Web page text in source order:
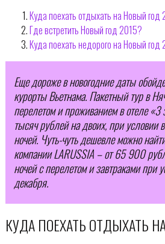
Куда поехать отдыхать на Новый год
Где встретить Новый год 2015?
Куда поехать недорого на Новый год
Еще дороже в новогодние даты
курорты Вьетнама. Пакетный тур в
перелетом и проживанием в отеле «3
тысяч рублей на двоих, при условии
ночей. Чуть-чуть дешевле можно
компании LARUSSIA – от 65 900
ночей с перелетом и завтраками при
декабря.
КУДА ПОЕХАТЬ ОТДЫХАТЬ